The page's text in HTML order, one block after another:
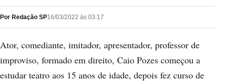
Por Redação SP16/03/2022 às 03:17
Ator, comediante, imitador, apresentador, professor de
improviso, formado em direito, Caio Pozes começou a
estudar teatro aos 15 anos de idade, depois fez curso de